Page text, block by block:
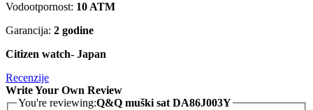
Vodootpornost: 10 ATM
Garancija: 2 godine
Citizen watch- Japan
Recenzije
Write Your Own Review
You're reviewing:Q&Q muški sat DA86J003Y